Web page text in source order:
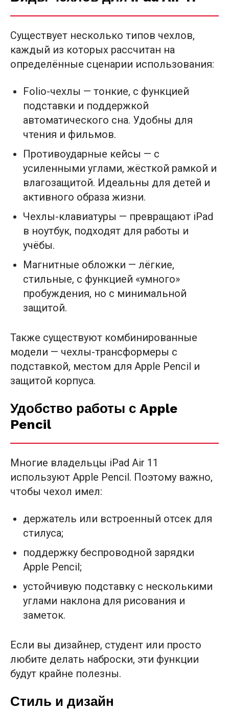
Существует несколько типов чехлов,
каждый из которых рассчитан на
определённые сценарии использования:
Folio-чехлы — тонкие, с функцией
подставки и поддержкой
автоматического сна. Удобны для
чтения и фильмов.
Противоударные кейсы — с
усиленными углами, жёсткой рамкой и
влагозащитой. Идеальны для детей и
активного образа жизни.
Чехлы-клавиатуры — превращают iPad
в ноутбук, подходят для работы и
учёбы.
Магнитные обложки — лёгкие,
стильные, с функцией «умного»
пробуждения, но с минимальной
защитой.
Также существуют комбинированные
модели — чехлы-трансформеры с
подставкой, местом для Apple Pencil и
защитой корпуса.
Удобство работы с Apple
Pencil
Многие владельцы iPad Air 11
используют Apple Pencil. Поэтому важно,
чтобы чехол имел:
держатель или встроенный отсек для
стилуса;
поддержку беспроводной зарядки
Apple Pencil;
устойчивую подставку с несколькими
углами наклона для рисования и
заметок.
Если вы дизайнер, студент или просто
любите делать наброски, эти функции
будут крайне полезны.
Стиль и дизайн